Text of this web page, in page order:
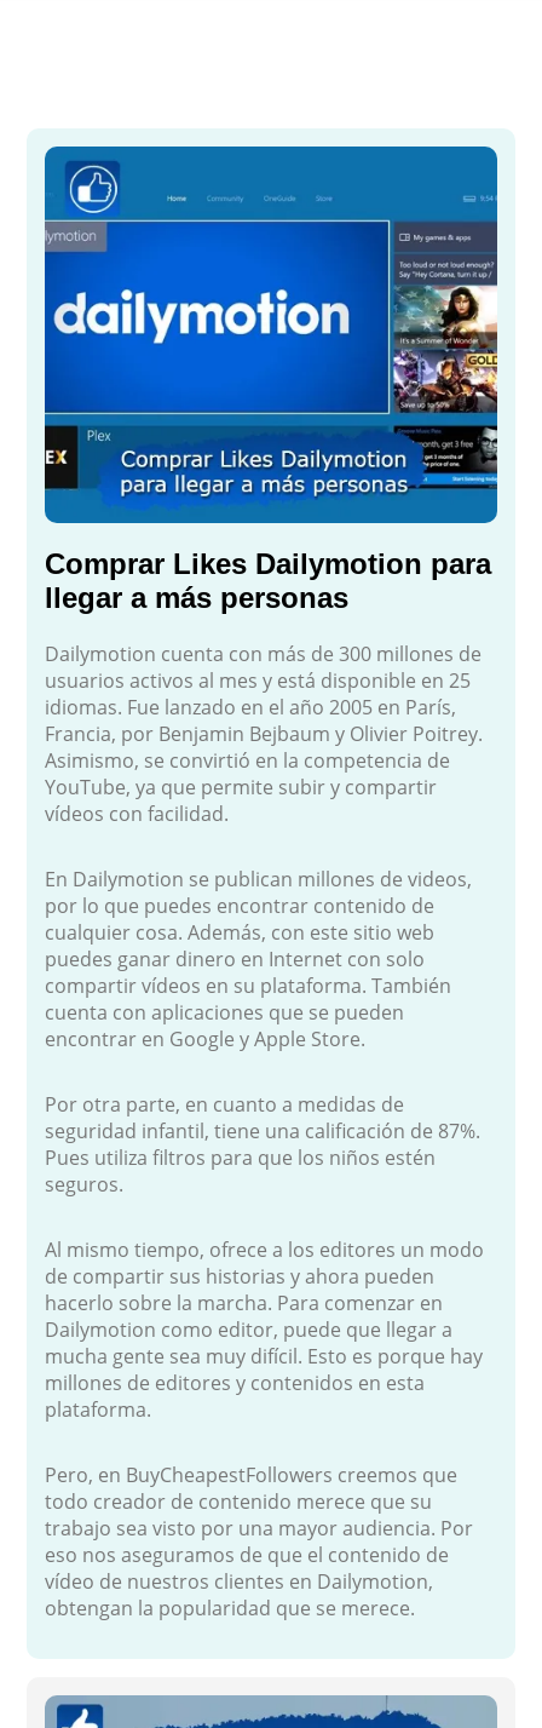
Comprar Likes Dailymotion para
llegar a más personas
Dailymotion cuenta con más de 300 millones de
usuarios activos al mes y está disponible en 25
idiomas. Fue lanzado en el año 2005 en París,
Francia, por Benjamin Bejbaum y Olivier Poitrey.
Asimismo, se convirtió en la competencia de
YouTube, ya que permite subir y compartir
vídeos con facilidad.
En Dailymotion se publican millones de videos,
por lo que puedes encontrar contenido de
cualquier cosa. Además, con este sitio web
puedes ganar dinero en Internet con solo
compartir vídeos en su plataforma. También
cuenta con aplicaciones que se pueden
encontrar en Google y Apple Store.
Por otra parte, en cuanto a medidas de
seguridad infantil, tiene una calificación de 87%.
Pues utiliza filtros para que los niños estén
seguros.
Al mismo tiempo, ofrece a los editores un modo
de compartir sus historias y ahora pueden
hacerlo sobre la marcha. Para comenzar en
Dailymotion como editor, puede que llegar a
mucha gente sea muy difícil. Esto es porque hay
millones de editores y contenidos en esta
plataforma.
Pero, en BuyCheapestFollowers creemos que
todo creador de contenido merece que su
trabajo sea visto por una mayor audiencia. Por
eso nos aseguramos de que el contenido de
vídeo de nuestros clientes en Dailymotion,
obtengan la popularidad que se merece.